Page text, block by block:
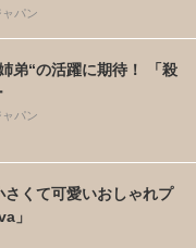
パン
弟“の活躍に期待！ 「殺
パン
くて可愛いおしゃれプ
」